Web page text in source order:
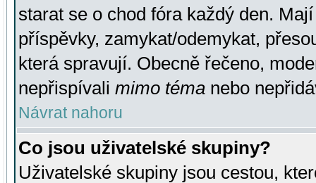
starat se o chod fóra každý den.
příspěvky, zamykat/odemykat,
která spravují. Obecně řečeno,
nepřispívali mimo téma nebo
Návrat nahoru
Co jsou uživatelské skupiny?
Uživatelské skupiny jsou cestou,